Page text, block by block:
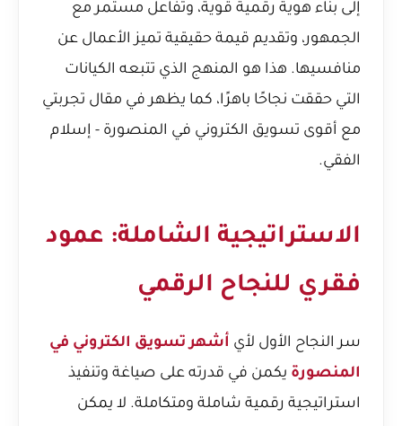
إلى بناء هوية رقمية قوية، وتفاعل مستمر مع
الجمهور، وتقديم قيمة حقيقية تميز الأعمال عن
منافسيها. هذا هو المنهج الذي تتبعه الكيانات
التي حققت نجاحًا باهرًا، كما يظهر في مقال تجربتي
مع أقوى تسويق الكتروني في المنصورة - إسلام
الفقي.
الاستراتيجية الشاملة: عمود
فقري للنجاح الرقمي
سر النجاح الأول لأي أشهر تسويق الكتروني في
المنصورة يكمن في قدرته على صياغة وتنفيذ
استراتيجية رقمية شاملة ومتكاملة. لا يمكن